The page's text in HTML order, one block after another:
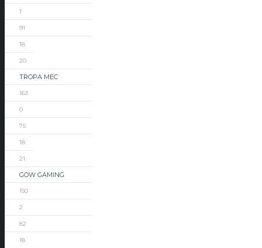
1
91
18
20
TROPA MEC
163
0
75
18
21
GOW GAMING
150
2
82
18